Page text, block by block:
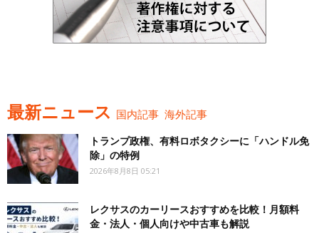
最新ニュース 国内記事 海外記事
トランプ政権、有料ロボタクシーに「ハンドル免
除」の特例
2026年8月8日 05:21
レクサスのカーリースおすすめを比較！月額料
金・法人・個人向けや中古車も解説